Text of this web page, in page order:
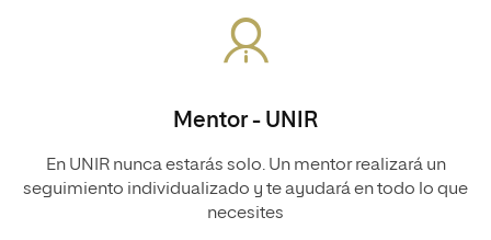
Mentor - UNIR
En UNIR nunca estarás solo. Un mentor realizará un
seguimiento individualizado y te ayudará en todo lo que
necesites